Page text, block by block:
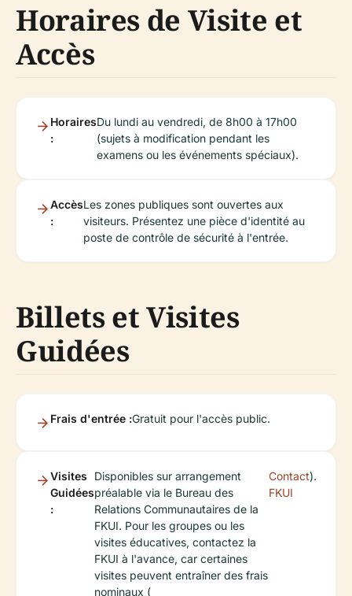
Horaires de Visite et
Accès
Horaires
:
Du lundi au vendredi, de 8h00 à 17h00
(sujets à modification pendant les
examens ou les événements spéciaux).
Accès
:
Les zones publiques sont ouvertes aux
visiteurs. Présentez une pièce d'identité au
poste de contrôle de sécurité à l'entrée.
Billets et Visites
Guidées
Frais d'entrée :Gratuit pour l'accès public.
Visites
Guidées
:
Disponibles sur arrangement
préalable via le Bureau des
Relations Communautaires de la
FKUI. Pour les groupes ou les
visites éducatives, contactez la
FKUI à l'avance, car certaines
visites peuvent entraîner des frais
nominaux (
Contact
FKUI
).